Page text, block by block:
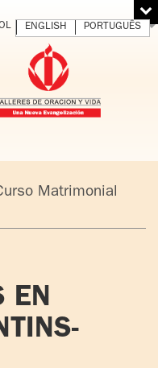
ENGLISH PORTUGUÊS
Matrimonial
EN